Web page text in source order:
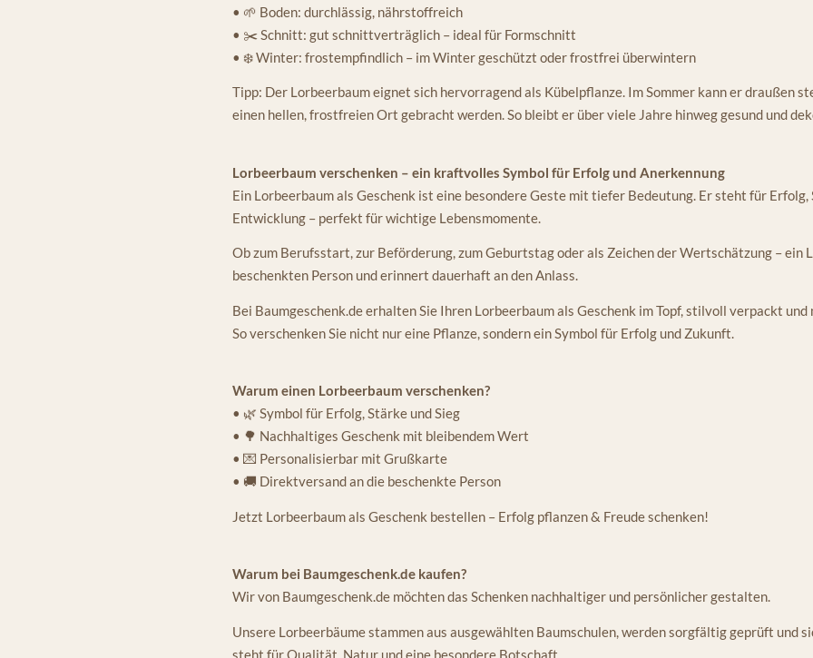
• 🌱 Boden: durchlässig, nährstoffreich
• ✂️ Schnitt: gut schnittverträglich – ideal für Formschnitt
• ❄️ Winter: frostempfindlich – im Winter geschützt oder frostfrei überwintern
Tipp: Der Lorbeerbaum eignet sich hervorragend als Kübelpflanze. Im Sommer kann er draußen
einen hellen, frostfreien Ort gebracht werden. So bleibt er über viele Jahre hinweg gesund und
Lorbeerbaum verschenken – ein kraftvolles Symbol für Erfolg und Anerkennung
Ein Lorbeerbaum als Geschenk ist eine besondere Geste mit tiefer Bedeutung. Er steht für
Entwicklung – perfekt für wichtige Lebensmomente.
Ob zum Berufsstart, zur Beförderung, zum Geburtstag oder als Zeichen der Wertschätzung – ein
beschenkten Person und erinnert dauerhaft an den Anlass.
Bei Baumgeschenk.de erhalten Sie Ihren Lorbeerbaum als Geschenk im Topf, stilvoll verpackt
So verschenken Sie nicht nur eine Pflanze, sondern ein Symbol für Erfolg und Zukunft.
Warum einen Lorbeerbaum verschenken?
• 🌿 Symbol für Erfolg, Stärke und Sieg
• 🌳 Nachhaltiges Geschenk mit bleibendem Wert
• 💌 Personalisierbar mit Grußkarte
• 🚚 Direktversand an die beschenkte Person
Jetzt Lorbeerbaum als Geschenk bestellen – Erfolg pflanzen & Freude schenken!
Warum bei Baumgeschenk.de kaufen?
Wir von Baumgeschenk.de möchten das Schenken nachhaltiger und persönlicher gestalten.
Unsere Lorbeerbäume stammen aus ausgewählten Baumschulen, werden sorgfältig geprüft und
steht für Qualität, Natur und eine besondere Botschaft.